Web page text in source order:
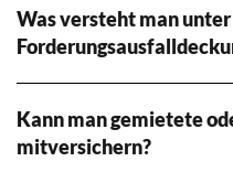
Was versteht man
Kann man gemietete
mitversichern?